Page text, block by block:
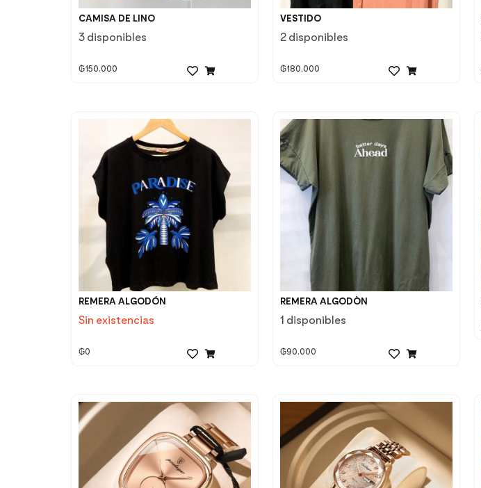
CAMISA DE LINO
3 disponibles
₲150.000
VESTIDO
2 disponibles
₲180.000
REMERA ALGODÓN
Sin existencias
₲0
REMERA ALGODÒN
1 disponibles
₲90.000